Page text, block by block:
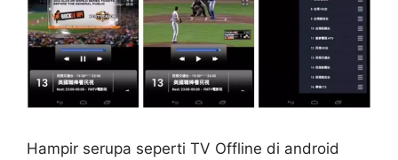
Hampir serupa seperti TV Offline di android